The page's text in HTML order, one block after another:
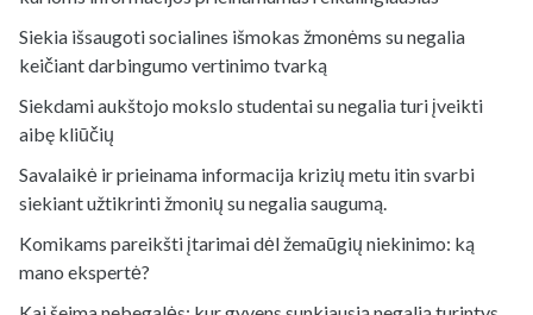
Siekia išsaugoti socialines išmokas žmonėms su negalia
keičiant darbingumo vertinimo tvarką
Siekdami aukštojo mokslo studentai su negalia turi įveikti
aibę kliūčių
Savalaikė ir prieinama informacija krizių metu itin svarbi
siekiant užtikrinti žmonių su negalia saugumą.
Komikams pareikšti įtarimai dėl žemaūgių niekinimo: ką
mano ekspertė?